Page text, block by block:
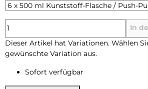
In
x
Dieser Artikel hat Variationen. Wählen
gewünschte Variation aus.
Sofort verfügbar